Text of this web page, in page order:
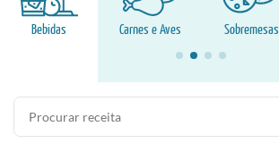
Bebidas Carnes e Aves Sobremesas
Pesquisa